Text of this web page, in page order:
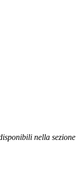
nella sezione